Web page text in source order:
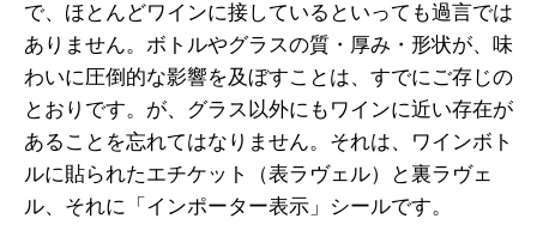
で、ほとんどワインに接しているといっても過言では
ありません。ボトルやグラスの質・厚み・形状が、味
わいに圧倒的な影響を及ぼすことは、すでにご存じの
とおりです。が、グラス以外にもワインに近い存在が
あることを忘れてはなりません。それは、ワインボト
ルに貼られたエチケット（表ラヴェル）と裏ラヴェ
ル、それに「インポーター表示」シールです。